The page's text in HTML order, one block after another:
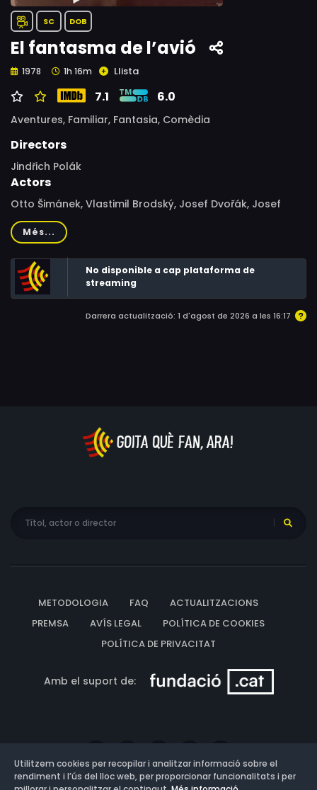
SC DOB
El fantasma de l’avió
1978 1h 16m Llista
7.1 6.0
Aventures, Familiar, Fantasia, Comèdia
Directors
Jindřich Polák
Actors
Otto Šimánek, Vlastimil Brodský, Josef Dvořák, Josef
Bláha, Jiří Lábus, František Husák, Ludmila Molínová, Jiří
Kodet
Més...
No disponible a cap plataforma de
streaming
Darrera actualització: 1 d'agost de 2026 a les 16:17
METODOLOGIA FAQ
ACTUALITZACIONS
PREMSA
AVÍS LEGAL
POLÍTICA DE COOKIES
POLÍTICA DE PRIVACITAT
Amb el suport de:
Utilitzem cookies per recopilar i analitzar informació sobre el
rendiment i l’ús del lloc web, per proporcionar funcionalitats i per